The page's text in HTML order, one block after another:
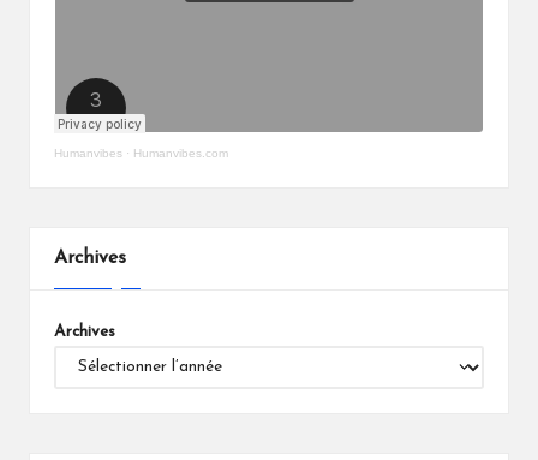
Humanvibes · Humanvibes.com
Archives
Archives